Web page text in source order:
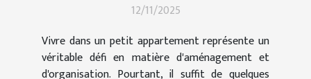
12/11/2025
Vivre dans un petit appartement représente un
véritable défi en matière d'aménagement et
d'organisation. Pourtant, il suffit de quelques